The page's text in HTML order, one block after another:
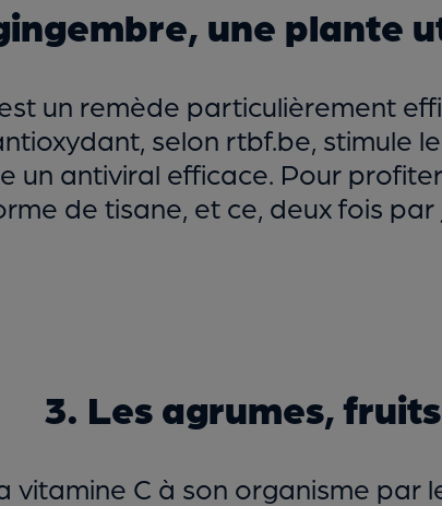
une plante
un remède particulièrement
selon rtbf.be, stimule
un antiviral efficace. Pour
de tisane, et ce, deux fois
3. Les agrumes,
vitamine C à son organisme par